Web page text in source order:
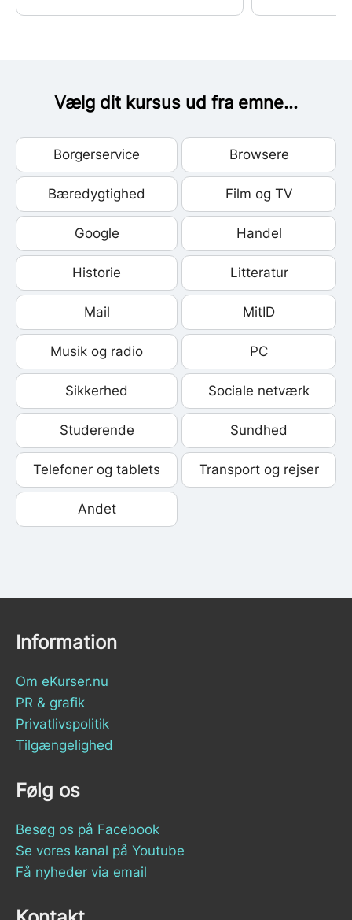
Vælg dit kursus ud fra emne...
Borgerservice Browsere
Bæredygtighed Film og TV
Google Handel
Historie Litteratur
Mail MitID
Musik og radio PC
Sikkerhed Sociale netværk
Studerende Sundhed
Telefoner og tablets Transport og rejser
Andet
Information
Om eKurser.nu
PR & grafik
Privatlivspolitik
Tilgængelighed
Følg os
Besøg os på Facebook
Se vores kanal på Youtube
Få nyheder via email